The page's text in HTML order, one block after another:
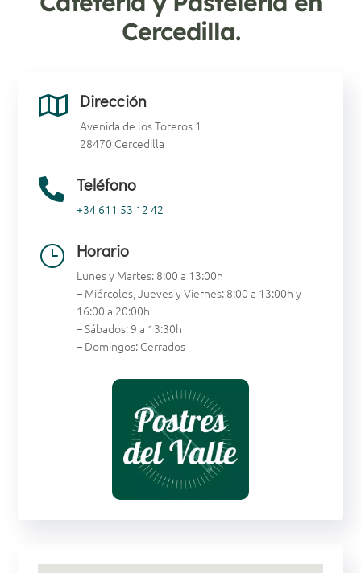
Cercedilla.
 Dirección
Avenida de los Toreros 1
28470 Cercedilla
 Teléfono
+34 611 53 12 42
} Horario
Lunes y Martes: 8:00 a 13:00h
– Miércoles, Jueves y Viernes: 8:00 a 13:00h y
16:00 a 20:00h
– Sábados: 9 a 13:30h
– Domingos: Cerrados